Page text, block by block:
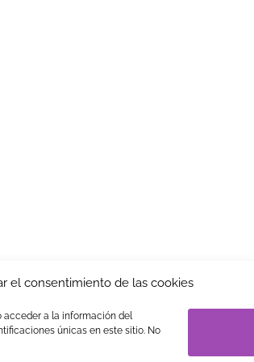
el consentimiento de las cookies
acceder a la información del
únicas en este sitio. No
TRABAJA CON NOSOTROS